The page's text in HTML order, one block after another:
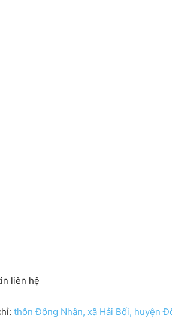
liên hệ
thôn Đông Nhân, xã Hải Bối, huyện